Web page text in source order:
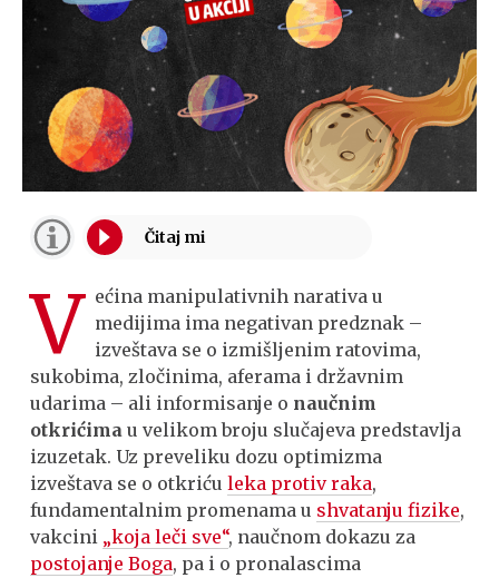
PRIJAVI LAŽNU VEST!
V ećina manipulativnih narativa u
medijima ima negativan predznak –
izveštava se o izmišljenim ratovima,
sukobima, zločinima, aferama i državnim
udarima – ali informisanje o naučnim
otkrićima u velikom broju slučajeva predstavlja
izuzetak. Uz preveliku dozu optimizma
izveštava se o otkrićuleka protiv raka,
fundamentalnim promenama u shvatanju fizike,
vakcini „koja leči sve“, naučnom dokazu za
postojanje Boga, pa i o pronalascima